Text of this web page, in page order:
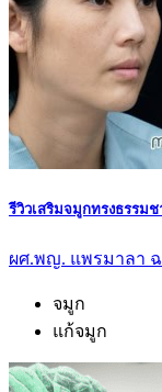
รีวิวเสริมจมูกทรงธรรม
ผศ.พญ. แพรมาลา ฉ
จมูก
แก้จมูก